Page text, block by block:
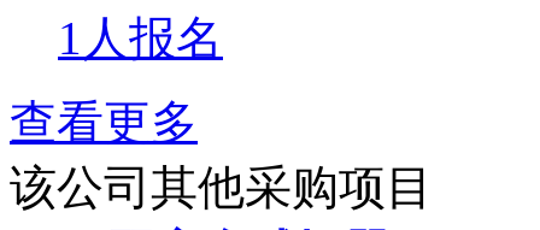
1人报名
查看更多
该公司其他采购项目